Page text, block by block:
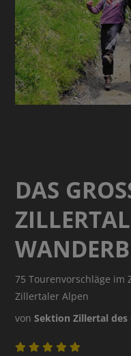
DAS
75 Tourenvorschläge im
Zillertaler Alpen
vonSektion Zillertal